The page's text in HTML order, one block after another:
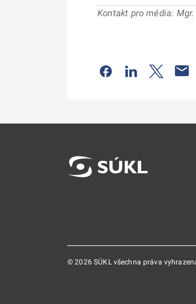
Kontakt pro média:
Odkaz se otevře
Odkaz se
© 2026 SÚKL všechna práva